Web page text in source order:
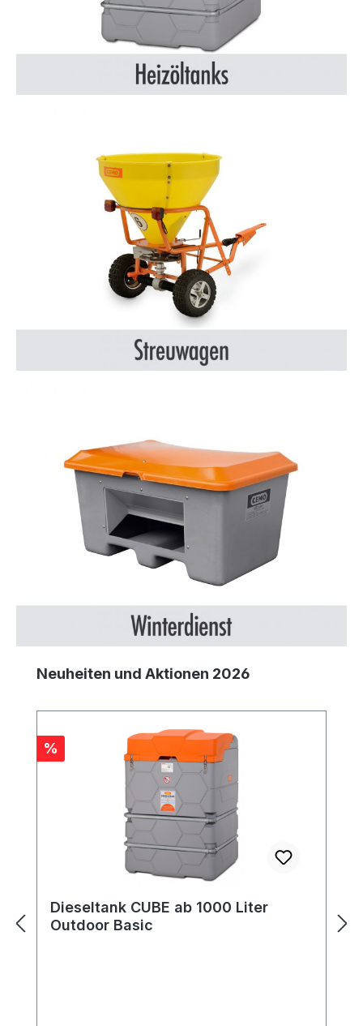
Produktgalerie überspringen
Neuheiten und Aktionen 2026
Rabatt
%
Dieseltank CUBE ab 1000 Liter
Outdoor Basic